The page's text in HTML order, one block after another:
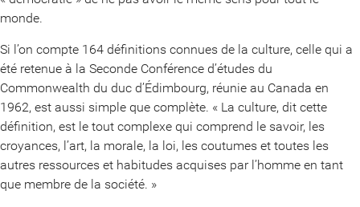
monde.
Si l’on compte 164 définitions connues de la culture, celle qui a
été retenue à la Seconde Conférence d’études du
Commonwealth du duc d’Édimbourg, réunie au Canada en
1962, est aussi simple que complète. « La culture, dit cette
définition, est le tout complexe qui comprend le savoir, les
croyances, l’art, la morale, la loi, les coutumes et toutes les
autres ressources et habitudes acquises par l’homme en tant
que membre de la société. »